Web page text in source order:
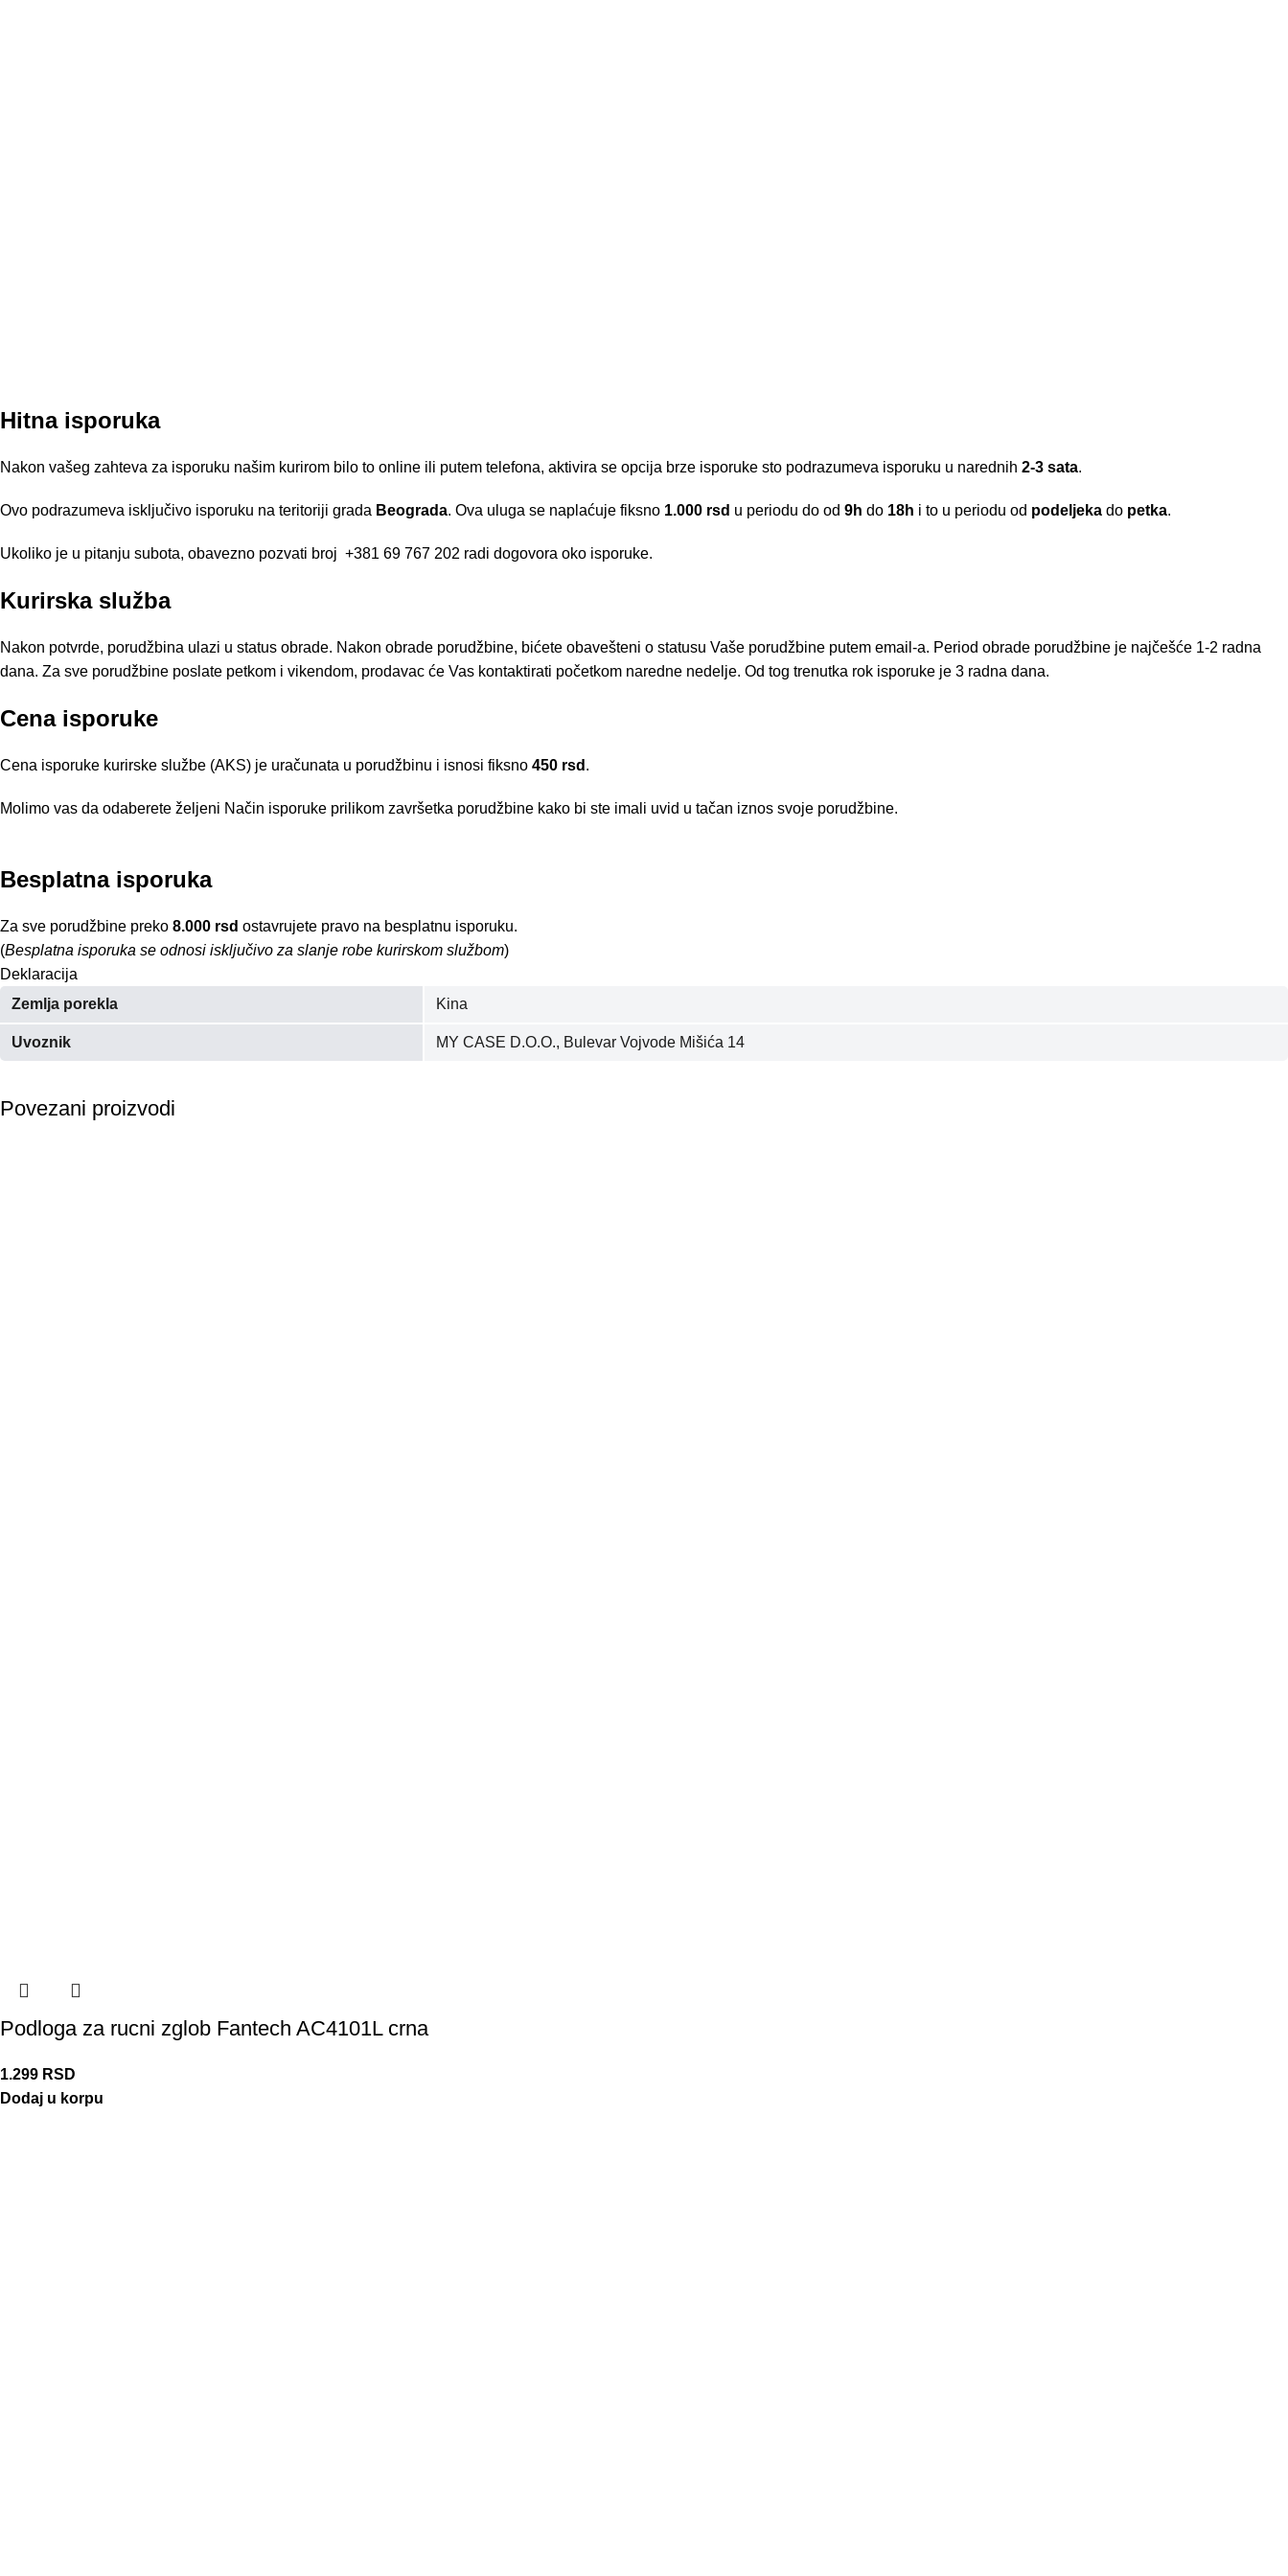
Hitna isporuka
Nakon vašeg zahteva za isporuku našim kurirom bilo to online ili putem telefona, aktivira se opcija brze isporuke sto podrazumeva isporuku u narednih 2-3 sata.
Ovo podrazumeva isključivo isporuku na teritoriji grada Beograda. Ova uluga se naplaćuje fiksno 1.000 rsd u periodu do od 9h do 18h i to u periodu od podeljeka do petka.
Ukoliko je u pitanju subota, obavezno pozvati broj +381 69 767 202 radi dogovora oko isporuke.
Kurirska služba
Nakon potvrde, porudžbina ulazi u status obrade. Nakon obrade porudžbine, bićete obavešteni o statusu Vaše porudžbine putem email-a. Period obrade porudžbine je najčešće 1-2 radna
dana. Za sve porudžbine poslate petkom i vikendom, prodavac će Vas kontaktirati početkom naredne nedelje. Od tog trenutka rok isporuke je 3 radna dana.
Cena isporuke
Cena isporuke kurirske službe (AKS) je uračunata u porudžbinu i isnosi fiksno 450 rsd .
Molimo vas da odaberete željeni Način isporuke prilikom završetka porudžbine kako bi ste imali uvid u tačan iznos svoje porudžbine.
Besplatna isporuka
Za sve porudžbine preko 8.000 rsd ostavrujete pravo na besplatnu isporuku.
(Besplatna isporuka se odnosi isključivo za slanje robe kurirskom službom)
Deklaracija
Zemlja porekla
Kina
Uvoznik MY CASE D.O.O., Bulevar Vojvode Mišića 14
Povezani proizvodi
Podloga za rucni zglob Fantech AC4101L crna
1.299 RSD
Dodaj u korpu